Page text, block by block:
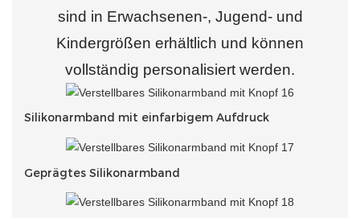
sind in Erwachsenen-, Jugend- und
Kindergrößen erhältlich und können
vollständig personalisiert werden.
Silikonarmband mit einfarbigem Aufdruck
Geprägtes Silikonarmband